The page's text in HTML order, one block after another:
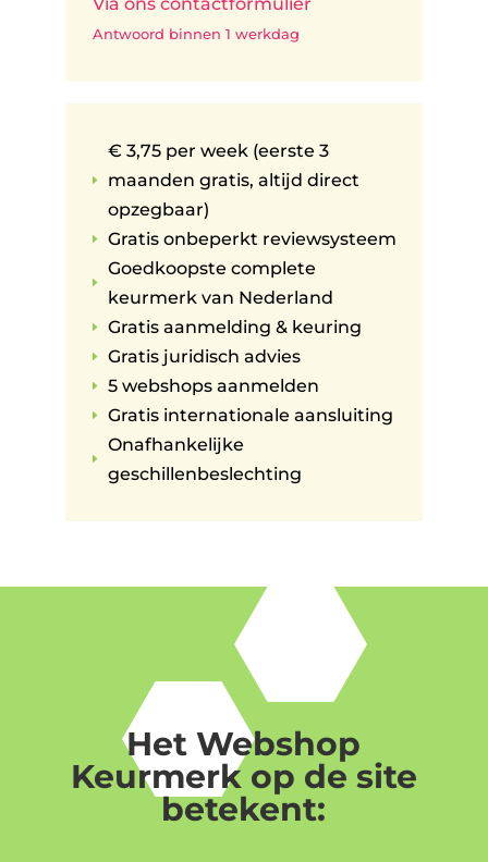
Antwoord binnen 1 werkdag
E
€ 3,75 per week (eerste 3
maanden gratis, altijd direct
opzegbaar)
E Gratis onbeperkt reviewsysteem
E
Goedkoopste complete
keurmerk van Nederland
E Gratis aanmelding & keuring
E Gratis juridisch advies
E 5 webshops aanmelden
E Gratis internationale aansluiting
E
Onafhankelijke
geschillenbeslechting
Het Webshop
Keurmerk op de site
betekent: